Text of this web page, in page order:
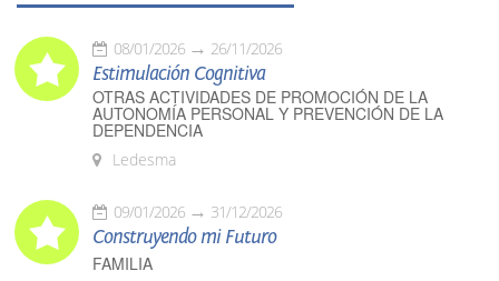
08/01/2026 26/11/2026
Estimulación Cognitiva
OTRAS ACTIVIDADES DE PROMOCIÓN DE LA
AUTONOMÍA PERSONAL Y PREVENCIÓN DE LA
DEPENDENCIA
Ledesma
09/01/2026 31/12/2026
Construyendo mi Futuro
FAMILIA